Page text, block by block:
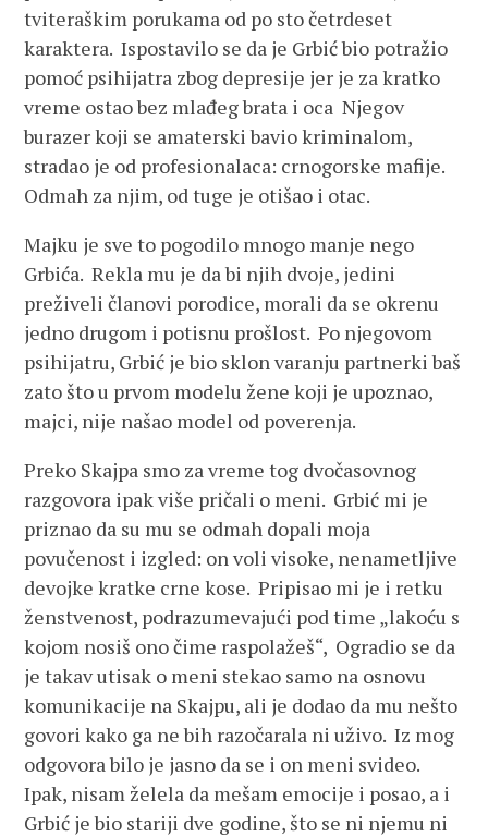
tviteraškim porukama od po sto četrdeset
karaktera. Ispostavilo se da je Grbić bio potražio
pomoć psihijatra zbog depresije jer je za kratko
vreme ostao bez mlađeg brata i oca Njegov
burazer koji se amaterski bavio kriminalom,
stradao je od profesionalaca: crnogorske mafije.
Odmah za njim, od tuge je otišao i otac.
Majku je sve to pogodilo mnogo manje nego
Grbića. Rekla mu je da bi njih dvoje, jedini
preživeli članovi porodice, morali da se okrenu
jedno drugom i potisnu prošlost. Po njegovom
psihijatru, Grbić je bio sklon varanju partnerki baš
zato što u prvom modelu žene koji je upoznao,
majci, nije našao model od poverenja.
Preko Skajpa smo za vreme tog dvočasovnog
razgovora ipak više pričali o meni. Grbić mi je
priznao da su mu se odmah dopali moja
povučenost i izgled: on voli visoke, nenametljive
devojke kratke crne kose. Pripisao mi je i retku
ženstvenost, podrazumevajući pod time „lakoću s
kojom nosiš ono čime raspolažeš“, Ogradio se da
je takav utisak o meni stekao samo na osnovu
komunikacije na Skajpu, ali je dodao da mu nešto
govori kako ga ne bih razočarala ni uživo. Iz mog
odgovora bilo je jasno da se i on meni svideo.
Ipak, nisam želela da mešam emocije i posao, a i
Grbić je bio stariji dve godine, što se ni njemu ni